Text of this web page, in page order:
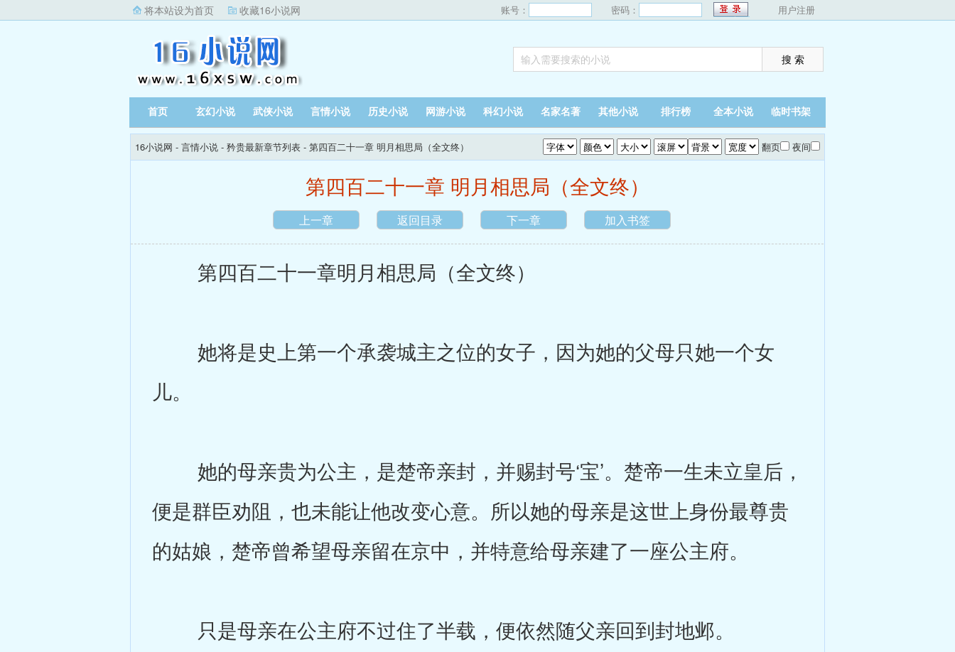
将本站设为首页 收藏16小说网 账号： 密码： 用户注册
首页 玄幻小说 武侠小说 言情小说 历史小说 网游小说 科幻小说 名家名著 其他小说 排行榜 全本小说 临时书架
16小说网 - 言情小说 - 矜贵最新章节列表 - 第四百二十一章 明月相思局（全文终） 翻页 夜间
第四百二十一章 明月相思局（全文终）
上一章 返回目录 下一章 加入书签
第四百二十一章明月相思局（全文终）
她将是史上第一个承袭城主之位的女子，因为她的父母只她一个女
儿。
她的母亲贵为公主，是楚帝亲封，并赐封号‘宝’。楚帝一生未立皇后，
便是群臣劝阻，也未能让他改变心意。所以她的母亲是这世上身份最尊贵
的姑娘，楚帝曾希望母亲留在京中，并特意给母亲建了一座公主府。
只是母亲在公主府不过住了半载，便依然随父亲回到封地邺。